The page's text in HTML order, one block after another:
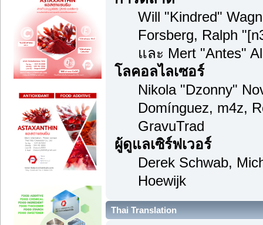
Will "Kindred"
Forsberg, Ralph
และ Mert "Antes"
โลคอลไลเซอร์
Nikola "Dzonny"
Domínguez, m4z,
GravuTrad
ผู้ดูแลเซิร์ฟเวอร์
Derek Schwab,
Hoewijk
Thai Translation